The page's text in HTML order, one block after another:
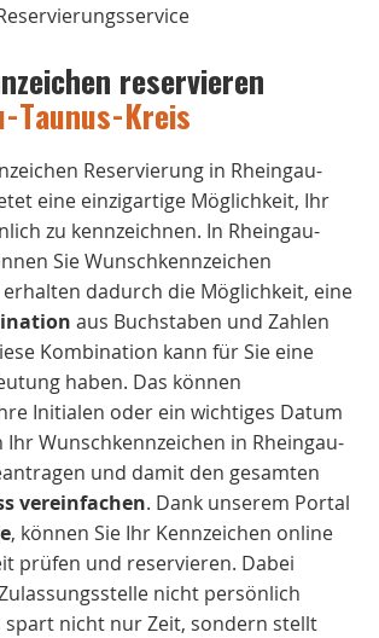
reservieren
Taunus-Kreis
Reservierung in Rheingau-
eine einzigartige Möglichkeit, Ihr
zu kennzeichnen. In Rheingau-
Sie Wunschkennzeichen
dadurch die Möglichkeit, eine
aus Buchstaben und Zahlen
Kombination kann für Sie eine
haben. Das können
Initialen oder ein wichtiges Datum
Ihr Wunschkennzeichen in Rheingau-
und damit den gesamten
vereinfachen. Dank unserem Portal
, können Sie Ihr Kennzeichen online
prüfen und reservieren. Dabei
nicht persönlich
spart nicht nur Zeit, sondern stellt